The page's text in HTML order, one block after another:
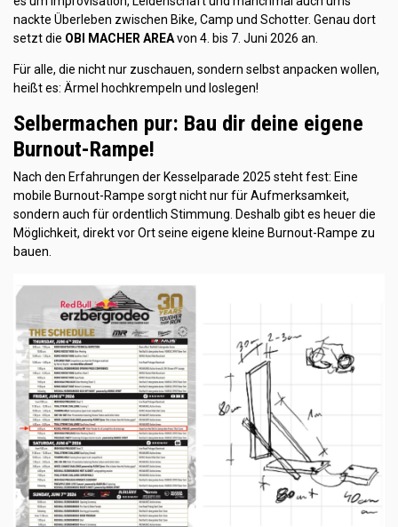
nackte Überleben zwischen Bike, Camp und Schotter. Genau dort
setzt die OBI MACHER AREAvon 4. bis 7. Juni 2026 an.
Für alle, die nicht nur zuschauen, sondern selbst anpacken wollen,
heißt es: Ärmel hochkrempeln und loslegen!
Selbermachen pur: Bau dir deine eigene
Burnout-Rampe!
Nach den Erfahrungen der Kesselparade 2025 steht fest: Eine
mobile Burnout-Rampe sorgt nicht nur für Aufmerksamkeit,
sondern auch für ordentlich Stimmung. Deshalb gibt es heuer die
Möglichkeit, direkt vor Ort seine eigene kleine Burnout-Rampe zu
bauen.